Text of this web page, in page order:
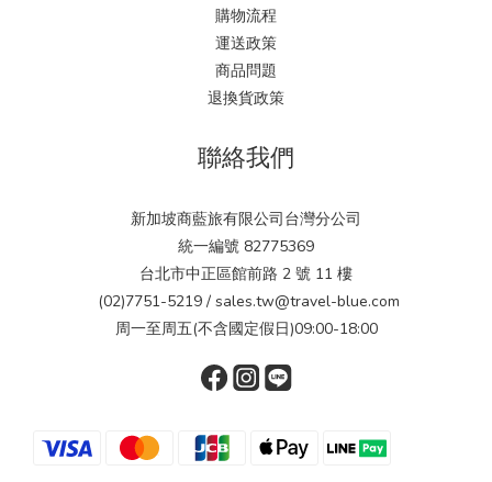
購物流程
運送政策
商品問題
退換貨政策
聯絡我們
新加坡商藍旅有限公司台灣分公司
統一編號 82775369
台北市中正區館前路 2 號 11 樓
(02)7751-5219 / sales.tw@travel-blue.com
周一至周五(不含國定假日)09:00-18:00